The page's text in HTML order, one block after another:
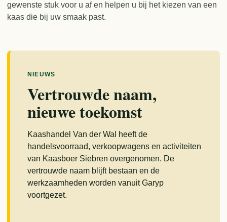
gewenste stuk voor u af en helpen u bij het kiezen van een
kaas die bij uw smaak past.
NIEUWS
Vertrouwde naam,
nieuwe toekomst
Kaashandel Van der Wal heeft de
handelsvoorraad, verkoopwagens en activiteiten
van Kaasboer Siebren overgenomen. De
vertrouwde naam blijft bestaan en de
werkzaamheden worden vanuit Garyp
voortgezet.